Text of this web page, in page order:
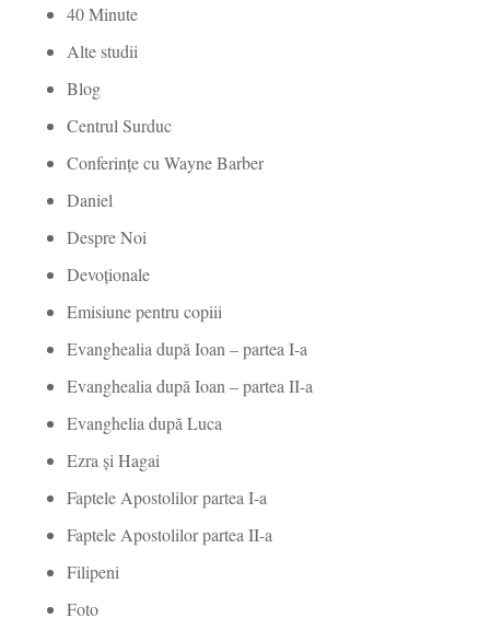
40 Minute
Alte studii
Blog
Centrul Surduc
Conferințe cu Wayne Barber
Daniel
Despre Noi
Devoționale
Emisiune pentru copiii
Evanghealia după Ioan – partea I-a
Evanghealia după Ioan – partea II-a
Evanghelia după Luca
Ezra și Hagai
Faptele Apostolilor partea I-a
Faptele Apostolilor partea II-a
Filipeni
Foto